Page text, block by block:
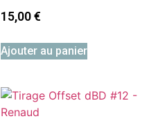
15,00€
Ajouter au panier